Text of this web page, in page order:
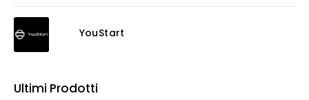
YouStart
Ultimi Prodotti